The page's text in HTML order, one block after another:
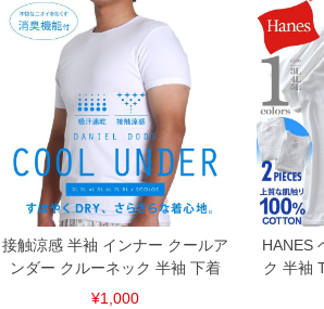
接触涼感 半袖 インナー クールア
ンダー クルーネック 半袖 下着
¥1,000
HANES
ク 半袖